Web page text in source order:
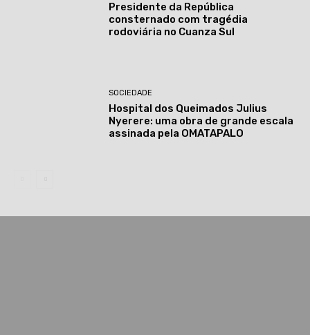
Presidente da República
consternado com tragédia
rodoviária no Cuanza Sul
SOCIEDADE
Hospital dos Queimados Julius
Nyerere: uma obra de grande escala
assinada pela OMATAPALO